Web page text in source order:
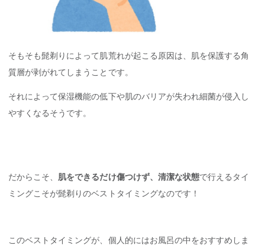
そもそも髭剃りによって肌荒れが起こる原因は、肌を保護する角
質層が剥がれてしまうことです。
それによって保湿機能の低下や肌のバリアが失われ細菌が侵入し
やすくなるそうです。
だからこそ、 肌をできるだけ傷つけず、清潔な状態で行えるタイ
ミングこそが髭剃りのベストタイミングなのです！
このベストタイミングが、個人的にはお風呂の中をおすすめしま